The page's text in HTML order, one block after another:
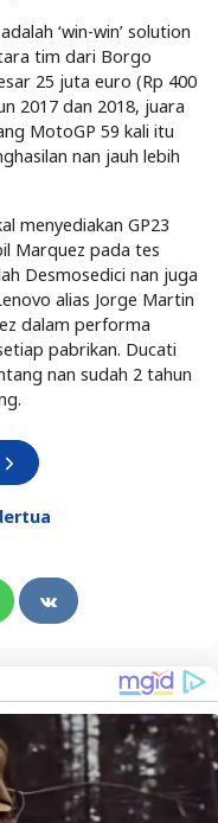
‘win-win’ solution
tim dari Borgo
25 juta euro (Rp 400
2017 dan 2018, juara
MotoGP 59 kali itu
nan jauh lebih
menyediakan GP23
Marquez pada tes
Desmosedici nan juga
alias Jorge Martin
dalam performa
pabrikan. Ducati
nan sudah 2 tahun